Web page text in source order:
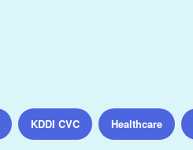
KDDI CVC Healthcare